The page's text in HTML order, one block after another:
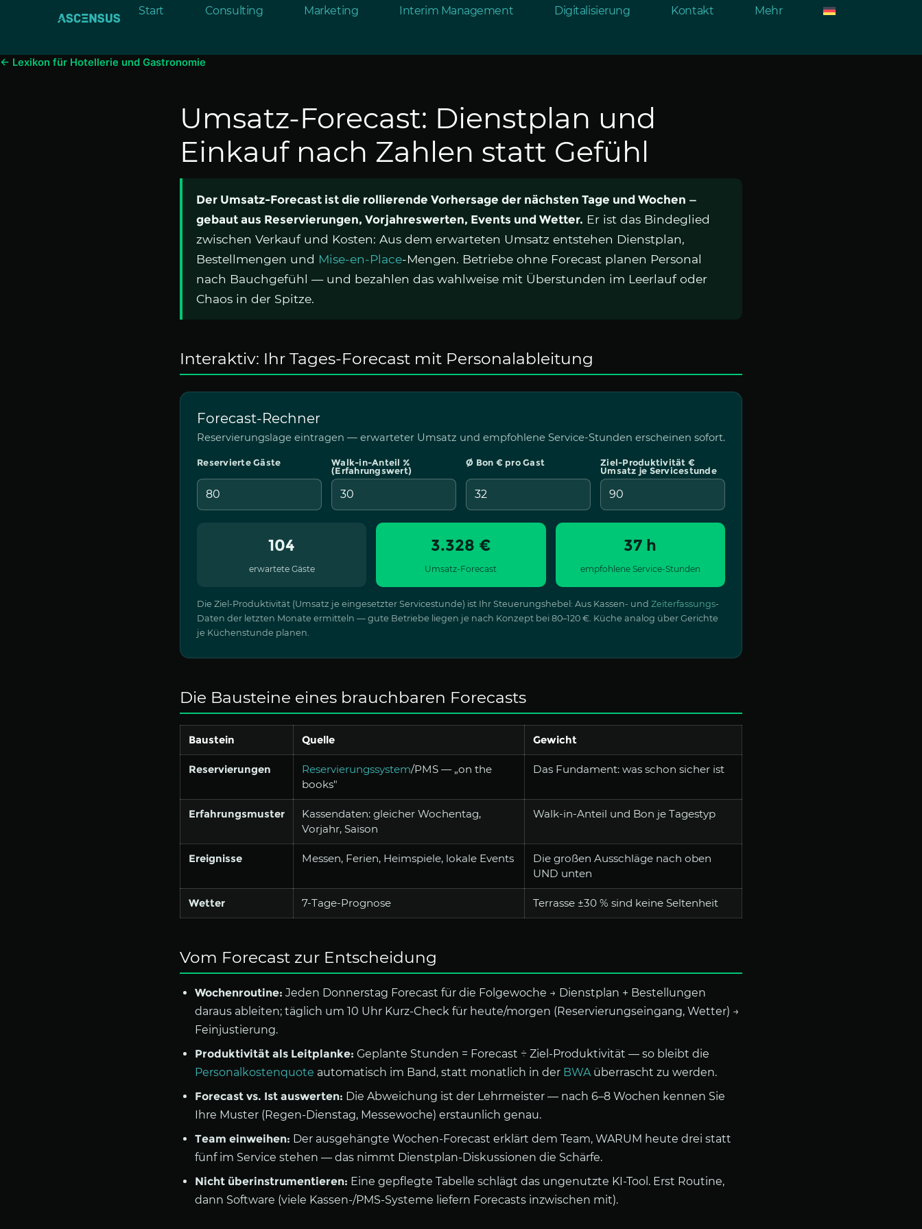
Start Consulting Marketing Interim Management Digitalisierung Kontakt Mehr
← Lexikon für Hotellerie und Gastronomie
Umsatz-Forecast: Dienstplan und
Einkauf nach Zahlen statt Gefühl
Der Umsatz-Forecast ist die rollierende Vorhersage der nächsten Tage und Wochen —
gebaut aus Reservierungen, Vorjahreswerten, Events und Wetter. Er ist das Bindeglied
zwischen Verkauf und Kosten: Aus dem erwarteten Umsatz entstehen Dienstplan,
Bestellmengen und Mise-en-Place-Mengen. Betriebe ohne Forecast planen Personal
nach Bauchgefühl — und bezahlen das wahlweise mit Überstunden im Leerlauf oder
Chaos in der Spitze.
Interaktiv: Ihr Tages-Forecast mit Personalableitung
Forecast-Rechner
Reservierungslage eintragen — erwarteter Umsatz und empfohlene Service-Stunden erscheinen sofort.
Reservierte Gäste
Walk-in-Anteil %
(Erfahrungswert)
Ø Bon € pro Gast
Ziel-Produktivität €
Umsatz je Servicestunde
104
erwartete Gäste
3.328 €
Umsatz-Forecast
37 h
empfohlene Service-Stunden
Die Ziel-Produktivität (Umsatz je eingesetzter Servicestunde) ist Ihr Steuerungshebel: Aus Kassen- und Zeiterfassungs-
Daten der letzten Monate ermitteln — gute Betriebe liegen je nach Konzept bei 80–120 €. Küche analog über Gerichte
je Küchenstunde planen.
Die Bausteine eines brauchbaren Forecasts
Baustein Quelle Gewicht
Reservierungen Reservierungssystem/PMS — „on the
books"
Das Fundament: was schon sicher ist
Erfahrungsmuster
Kassendaten: gleicher Wochentag,
Vorjahr, Saison
Walk-in-Anteil und Bon je Tagestyp
Ereignisse Messen, Ferien, Heimspiele, lokale Events
Die großen Ausschläge nach oben
UND unten
Wetter 7-Tage-Prognose Terrasse ±30 % sind keine Seltenheit
Vom Forecast zur Entscheidung
Wochenroutine: Jeden Donnerstag Forecast für die Folgewoche → Dienstplan + Bestellungen
daraus ableiten; täglich um 10 Uhr Kurz-Check für heute/morgen (Reservierungseingang, Wetter) →
Feinjustierung.
Produktivität als Leitplanke: Geplante Stunden = Forecast ÷ Ziel-Produktivität — so bleibt die
Personalkostenquote automatisch im Band, statt monatlich in der BWAüberrascht zu werden.
Forecast vs. Ist auswerten: Die Abweichung ist der Lehrmeister — nach 6–8 Wochen kennen Sie
Ihre Muster (Regen-Dienstag, Messewoche) erstaunlich genau.
Team einweihen: Der ausgehängte Wochen-Forecast erklärt dem Team, WARUM heute drei statt
fünf im Service stehen — das nimmt Dienstplan-Diskussionen die Schärfe.
Nicht überinstrumentieren: Eine gepflegte Tabelle schlägt das ungenutzte KI-Tool. Erst Routine,
dann Software (viele Kassen-/PMS-Systeme liefern Forecasts inzwischen mit).